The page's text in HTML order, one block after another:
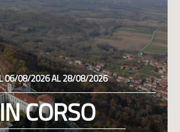
06/08/2026 AL 28/08/2026
IN CORSO